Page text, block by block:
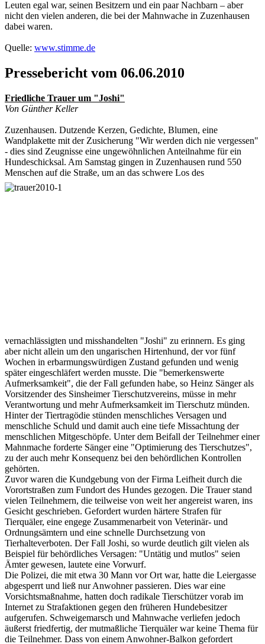
Leuten egal war, seinen Besitzern und ein paar Nachbarn – aber
nicht den vielen anderen, die bei der Mahnwache in Zuzenhausen
dabei waren.
Quelle: www.stimme.de
Pressebericht vom 06.06.2010
Friedliche Trauer um "Joshi"
Von Günther Keller
Zuzenhausen. Dutzende Kerzen, Gedichte, Blumen, eine
Wandplakette mit der Zusicherung "Wir werden dich nie vergessen"
- dies sind Zeugnisse eine ungewöhnlichen Anteilnahme für ein
Hundeschicksal. Am Samstag gingen in Zuzenhausen rund 550
Menschen auf die Straße, um an das schwere Los des
vernachlässigten und misshandelten "Joshi" zu erinnern. Es ging
aber nicht allein um den ungarischen Hirtenhund, der vor fünf
Wochen in erbarmungswürdigen Zustand gefunden und wenig
später eingeschläfert werden musste. Die "bemerkenswerte
Aufmerksamkeit", die der Fall gefunden habe, so Heinz Sänger als
Vorsitzender des Sinsheimer Tierschutzvereins, müsse in mehr
Verantwortung und mehr Aufmerksamkeit im Tierschutz münden.
Hinter der Tiertragödie stünden menschliches Versagen und
menschliche Schuld und damit auch eine tiefe Missachtung der
menschlichen Mitgeschöpfe. Unter dem Beifall der Teilnehmer einer
Mahnmache forderte Sänger eine "Optimierung des Tierschutzes",
zu der auch mehr Konsequenz bei den behördlichen Kontrollen
gehörten.
Zuvor waren die Kundgebung von der Firma Leifheit durch die
Vorortstraßen zum Fundort des Hundes gezogen. Die Trauer stand
vielen Teilnehmern, die teilweise von weit her angereist waren, ins
Gesicht geschrieben. Gefordert wurden härtere Strafen für
Tierquäler, eine engege Zusammenarbeit von Veterinär- und
Ordnungsämtern und eine schnelle Durchsetzung von
Tierhalteverboten. Der Fall Joshi, so wurde deutlich gilt vielen als
Beispiel für behördliches Versagen: "Untätig und mutlos" seien
Ämter gewesen, lautete eine Vorwurf.
Die Polizei, die mit etwa 30 Mann vor Ort war, hatte die Leiergasse
abgesperrt und ließ nur Anwohner passieren. Dies war eine
Vorsichtsmaßnahme, hatten doch radikale Tierschützer vorab im
Internet zu Strafaktionen gegen den früheren Hundebesitzer
aufgerufen. Schweigemarsch und Mahnwache verliefen jedoch
äußerst friedfertig, der mutmaßliche Tierquäler war keine Thema für
die Teilnehmer. Dass von einem Anwohner-Balkon gefordert